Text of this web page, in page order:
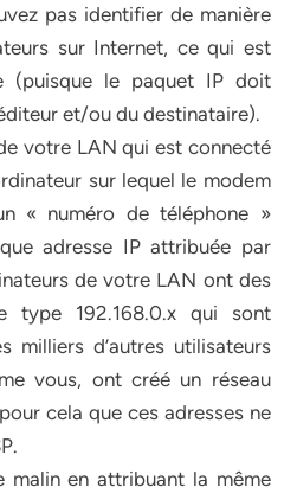
pas identifier de manière
sur Internet, ce qui est
(puisque le paquet IP doit
et/ou du destinataire).
votre LAN qui est connecté
sur lequel le modem
« numéro de téléphone »
adresse IP attribuée par
de votre LAN ont des
type 192.168.0.x qui sont
milliers d’autres utilisateurs
vous, ont créé un réseau
cela que ces adresses ne
malin en attribuant la même